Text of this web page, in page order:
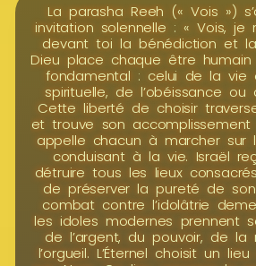
La parasha Reeh (« Vois »)
invitation solennelle : « Vois, je
devant toi la bénédiction et
Dieu place chaque être
fondamental : celui de la
spirituelle, de l’obéissance ou
Cette liberté de choisir
et trouve son accomplissement
appelle chacun à marcher sur
conduisant à la vie. Israël
détruire tous les lieux
de préserver la pureté de
combat contre l’idolâtrie
les idoles modernes prennent
de l’argent, du pouvoir, de la
l’orgueil. L’Éternel choisit un